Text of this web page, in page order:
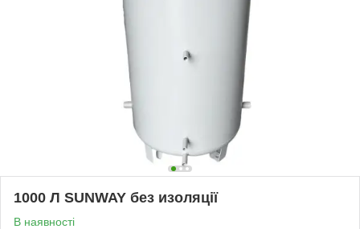
1000 Л SUNWAY без изоляції
В наявності